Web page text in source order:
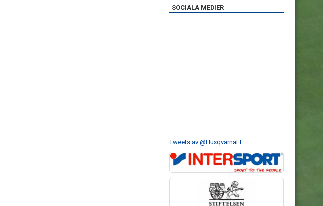
SOCIALA MEDIER
Tweets av @HusqvarnaFF